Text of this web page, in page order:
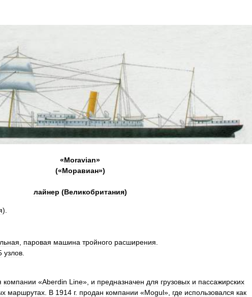
«Moravian»
(«Моравиан»)
лайнер (Великобритания)
).
паровая машина тройного расширения
узлов
компании «Aberdin Line», и предназначен для грузовых и пассажирских
маршрутах В 1914 г. продан компании «Mogul», где использовался как